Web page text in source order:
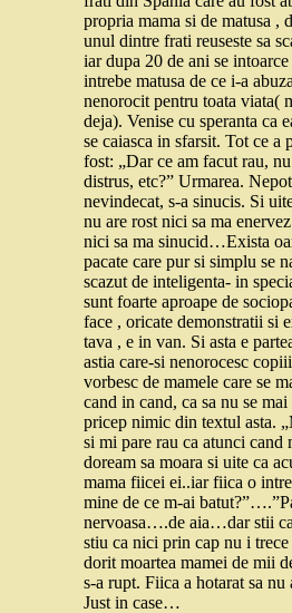
propria mama si de matusa ,
unul dintre frati reuseste sa
iar dupa 20 de ani se
intrebe matusa de ce i-a
nenorocit pentru toata viata(
deja). Venise cu speranta ca
se caiasca in sfarsit. Tot ce a
fost: „Dar ce am facut rau,
distrus, etc?” Urmarea.
nevindecat, s-a sinucis. Si
nu are rost nici sa ma
nici sa ma sinucid…Exista
pacate care pur si simplu se
scazut de inteligenta- in
sunt foarte aproape de
face , oricate demonstratii si
tava , e in van. Si asta e
astia care-si nenorocesc
vorbesc de mamele care se
cand in cand, ca sa nu se
pricep nimic din textul asta.
si mi pare rau ca atunci cand
doream sa moara si uite ca
mama fiicei ei..iar fiica o
mine de ce m-ai
nervoasa….de aia…dar stii
stiu ca nici prin cap nu i
dorit moartea mamei de mii
s-a rupt. Fiica a hotarat sa
Just in case…